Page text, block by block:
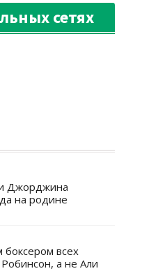
сетях
Джорджина
на родине
всех
а не Али